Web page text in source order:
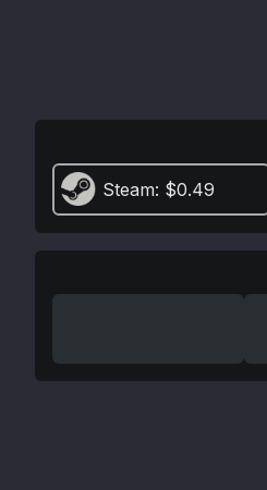
Steam: $0.49